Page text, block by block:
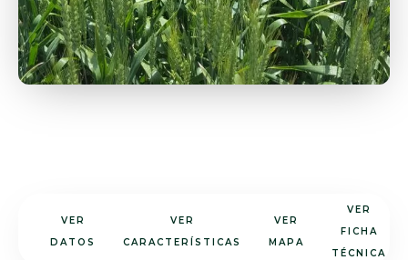
VER
DATOS
VER
CARACTERÍSTICAS
VER
MAPA
VER
FICHA
TÉCNICA